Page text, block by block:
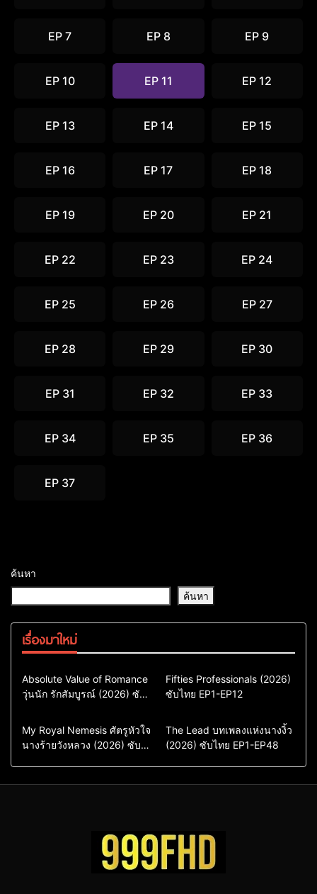
EP 7 EP 8 EP 9
EP 10 EP 11 EP 12
EP 13 EP 14 EP 15
EP 16 EP 17 EP 18
EP 19 EP 20 EP 21
EP 22 EP 23 EP 24
EP 25 EP 26 EP 27
EP 28 EP 29 EP 30
EP 31 EP 32 EP 33
EP 34 EP 35 EP 36
EP 37
ค้นหา
ค้นหา
เรื่องมาใหม่
Comedy
Drama
ซีรี่ย์เกาหลี
ซีรี่ย์เกาหลีพากย์ไทย
Absolute Value of Romance
วุ่นนัก รักสัมบูรณ์ (2026) ซับ
Action & Adventure
Comedy
Drama
ซีรี่ย์เกาหลีซับไทย
Fifties Professionals (2026)
ซับไทย EP1-EP12
Comedy
Drama
Sci-Fi & Fantasy
My Royal Nemesis ศัตรูหัวใจ
นางร้ายวังหลวง (2026) ซับ
Drama
ซีรี่ย์จีน
ซีรี่ย์จีนซับไทย
The Lead บทเพลงแห่งนางงิ้ว
(2026) ซับไทย EP1-EP48